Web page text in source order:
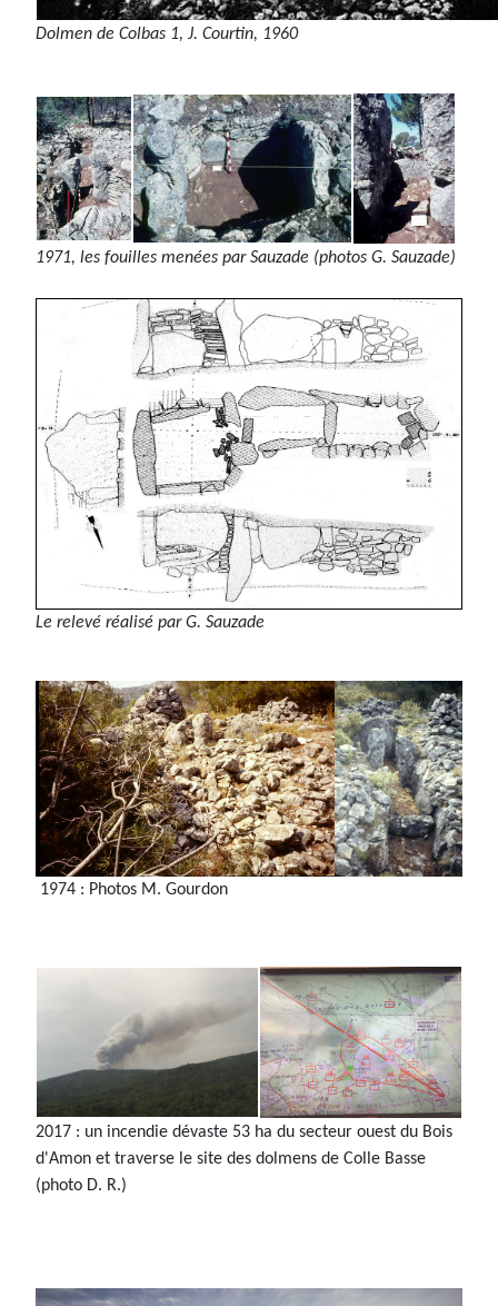
Dolmen de Colbas 1, J. Courtin, 1960
1971, les fouilles menées par Sauzade (photos G. Sauzade)
Le relevé réalisé par G. Sauzade
1974 : Photos M. Gourdon
2017 : un incendie dévaste 53 ha du secteur ouest du Bois
d'Amon et traverse le site des dolmens de Colle Basse
(photo D. R.)